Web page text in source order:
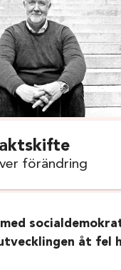
förändring
åt fel